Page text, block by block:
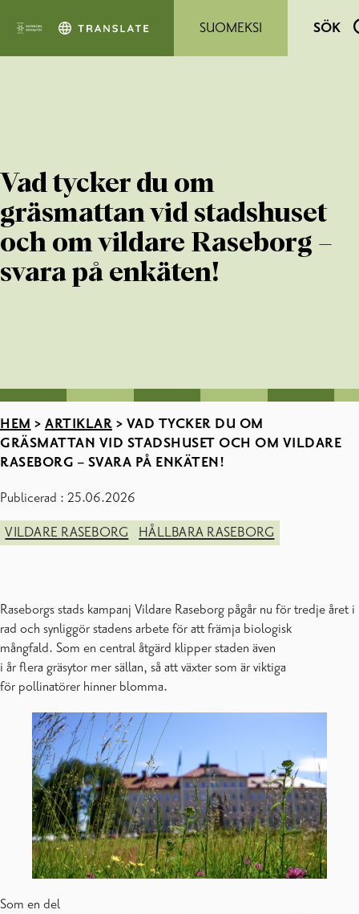
SUOMEKSI
SÖK
Vad tycker du om
gräsmattan vid stadshuset
och om vildare Raseborg –
svara på enkäten!
HEM > ARTIKLAR > VAD TYCKER DU OM
GRÄSMATTAN VID STADSHUSET OCH OM VILDARE
RASEBORG – SVARA PÅ ENKÄTEN!
Publicerad : 25.06.2026
VILDARE RASEBORG HÅLLBARA RASEBORG
Raseborgs stads kampanj Vildare Raseborg pågår nu för tredje året i
rad och synliggör stadens arbete för att främja biologisk
mångfald. Som en central åtgärd klipper staden även
i år flera gräsytor mer sällan, så att växter som är viktiga
för pollinatörer hinner blomma.
Som en del